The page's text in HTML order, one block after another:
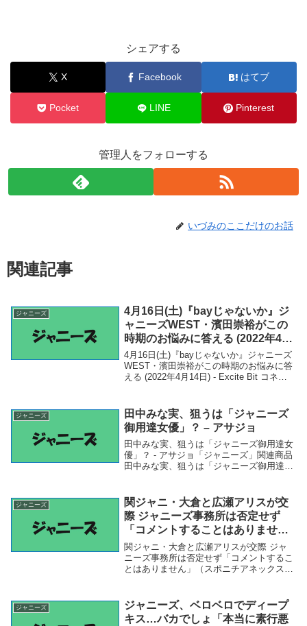
シェアする
X Facebook はてブ
Pocket LINE Pinterest
管理人をフォローする
いづみのここだけのお話
関連記事
ジャニーズ
4月16日(土)『bayじゃないか』ジ
ャニーズWEST・濱田崇裕がこの
時期のお悩みに答える (2022年4月
14日) – Excite Bit コネタ
4月16日(土)『bayじゃないか』ジャニーズ
WEST・濱田崇裕がこの時期のお悩みに答
える (2022年4月14日) - Excite Bit コネタ
がこ...
ジャニーズ
田中みな実、狙うは「ジャニーズ
御用達女優」？ – アサジョ
田中みな実、狙うは「ジャニーズ御用達女
優」？ - アサジョ「ジャニーズ」関連商品
田中みな実、狙うは「ジャニーズ御用達女
ジャニーズ
関ジャニ・大倉と広瀬アリスが交
際 ジャニーズ事務所は否定せず
「コメントすることはありませ
ん」（スポニチアネックス） –
Yahoo!ニュース – Yahoo!ニュー
ス
関ジャニ・大倉と広瀬アリスが交際 ジャ
ニーズ事務所は否定せず「コメントするこ
とはありません」（スポニチアネックス）
リスが交際 ジャニーズ事務所は...
ジャニーズ
ジャニーズ、ベロベロでディープ
キス…バカでしょ「本当に素行悪